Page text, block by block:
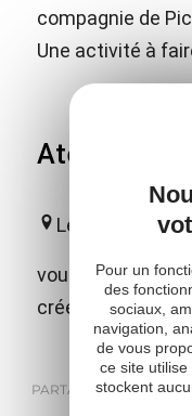
compagnie de
Une activité à
Atelier La
Le Bas Ségala
vous pourrez
créer avec Jean-
PARTAGER : E-
Pour un
des
sociaux,
navigation,
de vous
ce site
stockent